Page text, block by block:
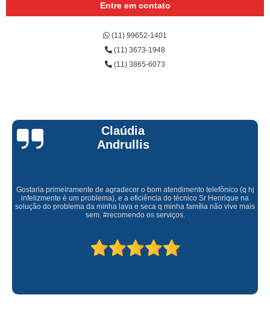
Entre em contato
(11) 99652-1401
(11) 3673-1948
(11) 3865-6073
Claúdia
Andrullis
Gostaria primeiramente de agradecer o bom atendimento telefônico (q hj
infelizmente é um problema), e a eficiência do técnico Sr Henrique na
solução do problema da minha lava e seca q minha família não vive mais
sem. #recomendo os serviços.